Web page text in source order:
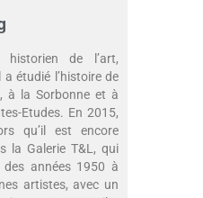
historien de l’art,
étudié l’histoire de
à la Sorbonne et à
Etudes. En 2015,
qu’il est encore
la Galerie T&L, qui
des années 1950 à
artistes, avec un